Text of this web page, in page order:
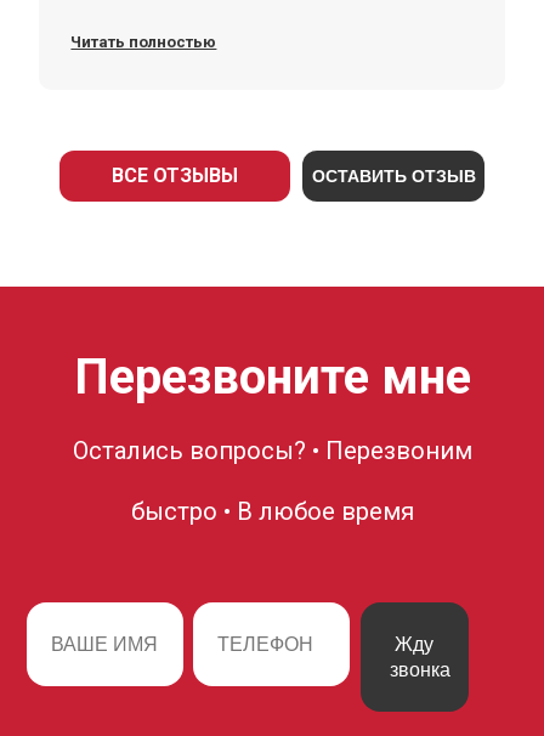
Читать полностью
ВСЕ ОТЗЫВЫ ОСТАВИТЬ ОТЗЫВ
Перезвоните мне
Остались вопросы? • Перезвоним
быстро • В любое время
Жду
звонка